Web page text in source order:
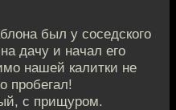
был у соседского
дачу и начал его
нашей калитки не
пробегал!
с прищуром.